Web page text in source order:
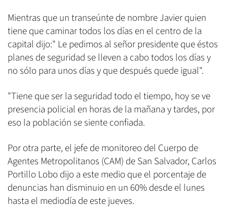
Mientras que un transeúnte de nombre Javier quien
tiene que caminar todos los días en el centro de la
capital dijo:" Le pedimos al señor presidente que éstos
planes de seguridad se lleven a cabo todos los días y
no sólo para unos días y que después quede igual".
"Tiene que ser la seguridad todo el tiempo, hoy se ve
presencia policial en horas de la mañana y tardes, por
eso la población se siente confiada.
Por otra parte, el jefe de monitoreo del Cuerpo de
Agentes Metropolitanos (CAM) de San Salvador, Carlos
Portillo Lobo dijo a este medio que el porcentaje de
denuncias han disminuio en un 60% desde el lunes
hasta el mediodía de este jueves.